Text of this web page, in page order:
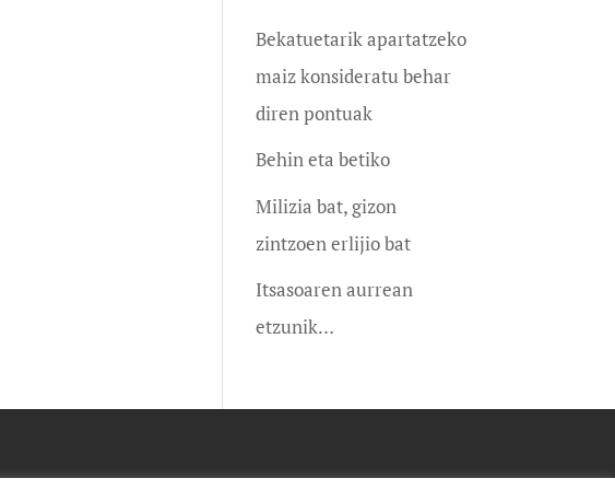
Bekatuetarik apartatzeko
maiz konsideratu behar
diren pontuak
Behin eta betiko
Milizia bat, gizon
zintzoen erlijio bat
Itsasoaren aurrean
etzunik…